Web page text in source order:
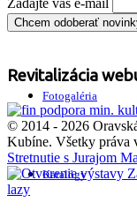
Fotogaléria
Katalógy
Zadajte váš e-mail
Revitalizácia
© 2014 - 2026
Kubíne. Všetky práva
Stretnutie s Jurajom
lazy